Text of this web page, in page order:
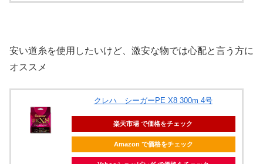
安い道糸を使用したいけど、激安な物では心配と言う方に
オススメ
クレハ シーガーPE X8 300m 4号
楽天市場 で価格をチェック
Amazon で価格をチェック